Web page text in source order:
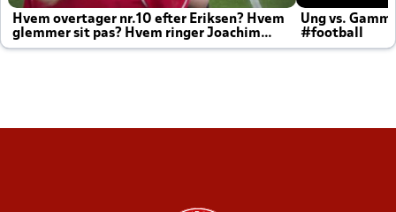
Hvem overtager nr.10 efter Eriksen? Hvem
glemmer sit pas? Hvem ringer Joachim
altid til efter kampe?
Ung vs.
#football